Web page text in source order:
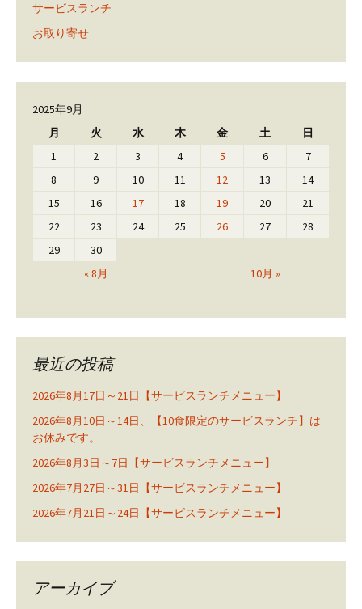
サービスランチ
お取り寄せ
2025年9月
月
火 水 木 金 土 日
« 8月 10月 »
1 2 3 4 5 6
7
8
9 10 11 12 13
14
15
16 17 18 19 20
21
22
23 24 25 26 27
28
29
30
最近の投稿
2026年8月17日～21日【サービスランチメニュー】
2026年8月10日～14日、【10食限定のサービスランチ】は
お休みです。
2026年8月3日～7日【サービスランチメニュー】
2026年7月27日～31日【サービスランチメニュー】
2026年7月21日～24日【サービスランチメニュー】
アーカイブ